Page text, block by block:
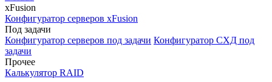
xFusion
Конфигуратор серверов xFusion
Под задачи
Конфигуратор серверов под задачи Конфигуратор СХД под
задачи
Прочее
Калькулятор RAID